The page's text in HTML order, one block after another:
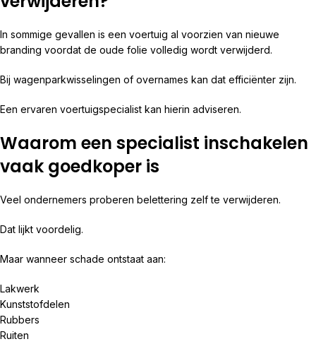
In sommige gevallen is een voertuig al voorzien van nieuwe
branding voordat de oude folie volledig wordt verwijderd.
Bij wagenparkwisselingen of overnames kan dat efficiënter zijn.
Een ervaren voertuigspecialist kan hierin adviseren.
Waarom een specialist inschakelen
vaak goedkoper is
Veel ondernemers proberen belettering zelf te verwijderen.
Dat lijkt voordelig.
Maar wanneer schade ontstaat aan:
Lakwerk
Kunststofdelen
Rubbers
Ruiten